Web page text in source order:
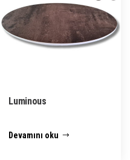
Luminous
Devamını oku